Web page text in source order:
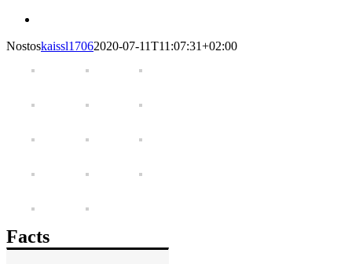
Image
Nostoskaissl17062020-07-11T11:07:31+02:00
Facts